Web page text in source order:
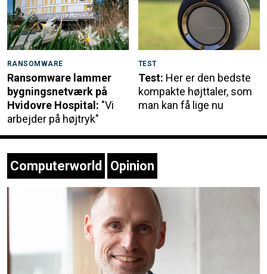
RANSOMWARE
Ransomware lammer
bygningsnetværk på
Hvidovre Hospital: "Vi
arbejder på højtryk"
TEST
Test: Her er den bedste
kompakte højttaler, som
man kan få lige nu
Computerworld Opinion